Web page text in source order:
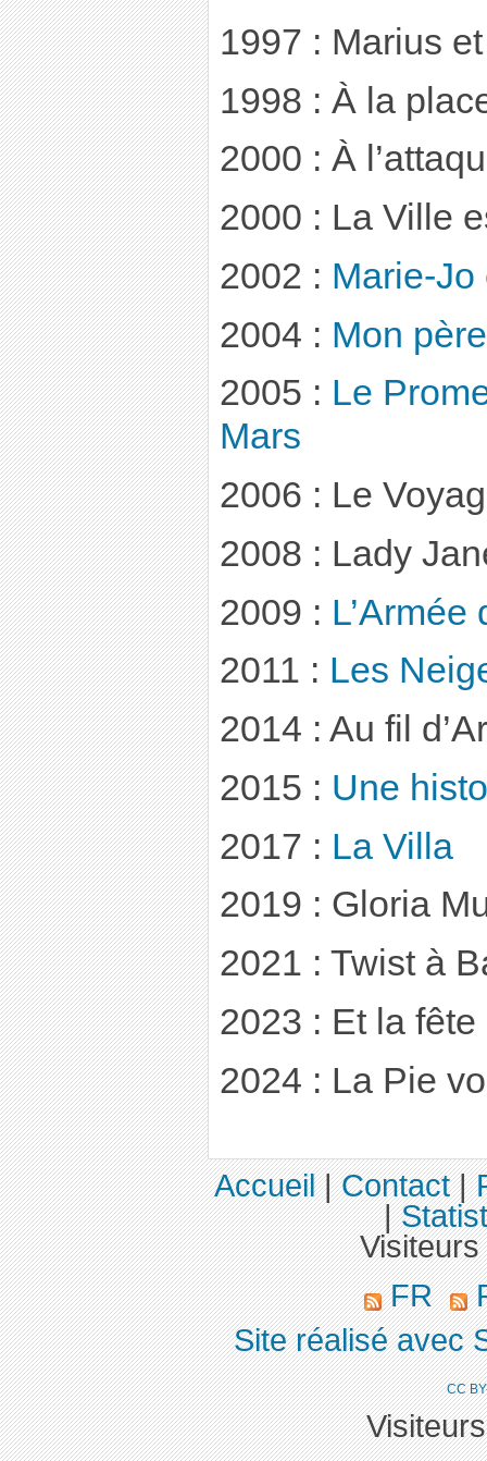
1997 : Marius
1998 : À la
2000 : À
2000 : La Ville
2002 : Marie-Jo
2004 : Mon
2005 : Le
Mars
2006 : Le
2008 : Lady
2009 : L’Armée
2011 : Les
2014 : Au fil
2015 : Une
2017 : La Villa
2019 : Gloria
2021 : Twist à
2023 : Et la
2024 : La Pie
Accueil|Contact|
|
FR
Site réalisé avec
CC